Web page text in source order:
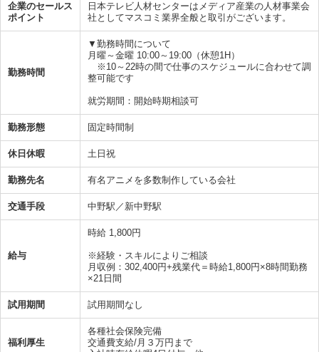
企業のセールス
ポイント
日本テレビ人材センターはメディア産業の人材事業会
社としてマスコミ業界全般と取引がございます。
勤務時間
▼勤務時間について
月曜～金曜 10:00～19:00（休憩1H）
※10～22時の間で仕事のスケジュールに合わせて調
整可能です
就労期間：開始時期相談可
勤務形態 固定時間制
休日休暇 土日祝
勤務先名 有名アニメを多数制作している会社
交通手段 中野駅／新中野駅
給与
時給 1,800円
※経験・スキルによりご相談
月収例：302,400円+残業代＝時給1,800円×8時間勤務
×21日間
試用期間 試用期間なし
福利厚生
各種社会保険完備
交通費支給/月３万円まで